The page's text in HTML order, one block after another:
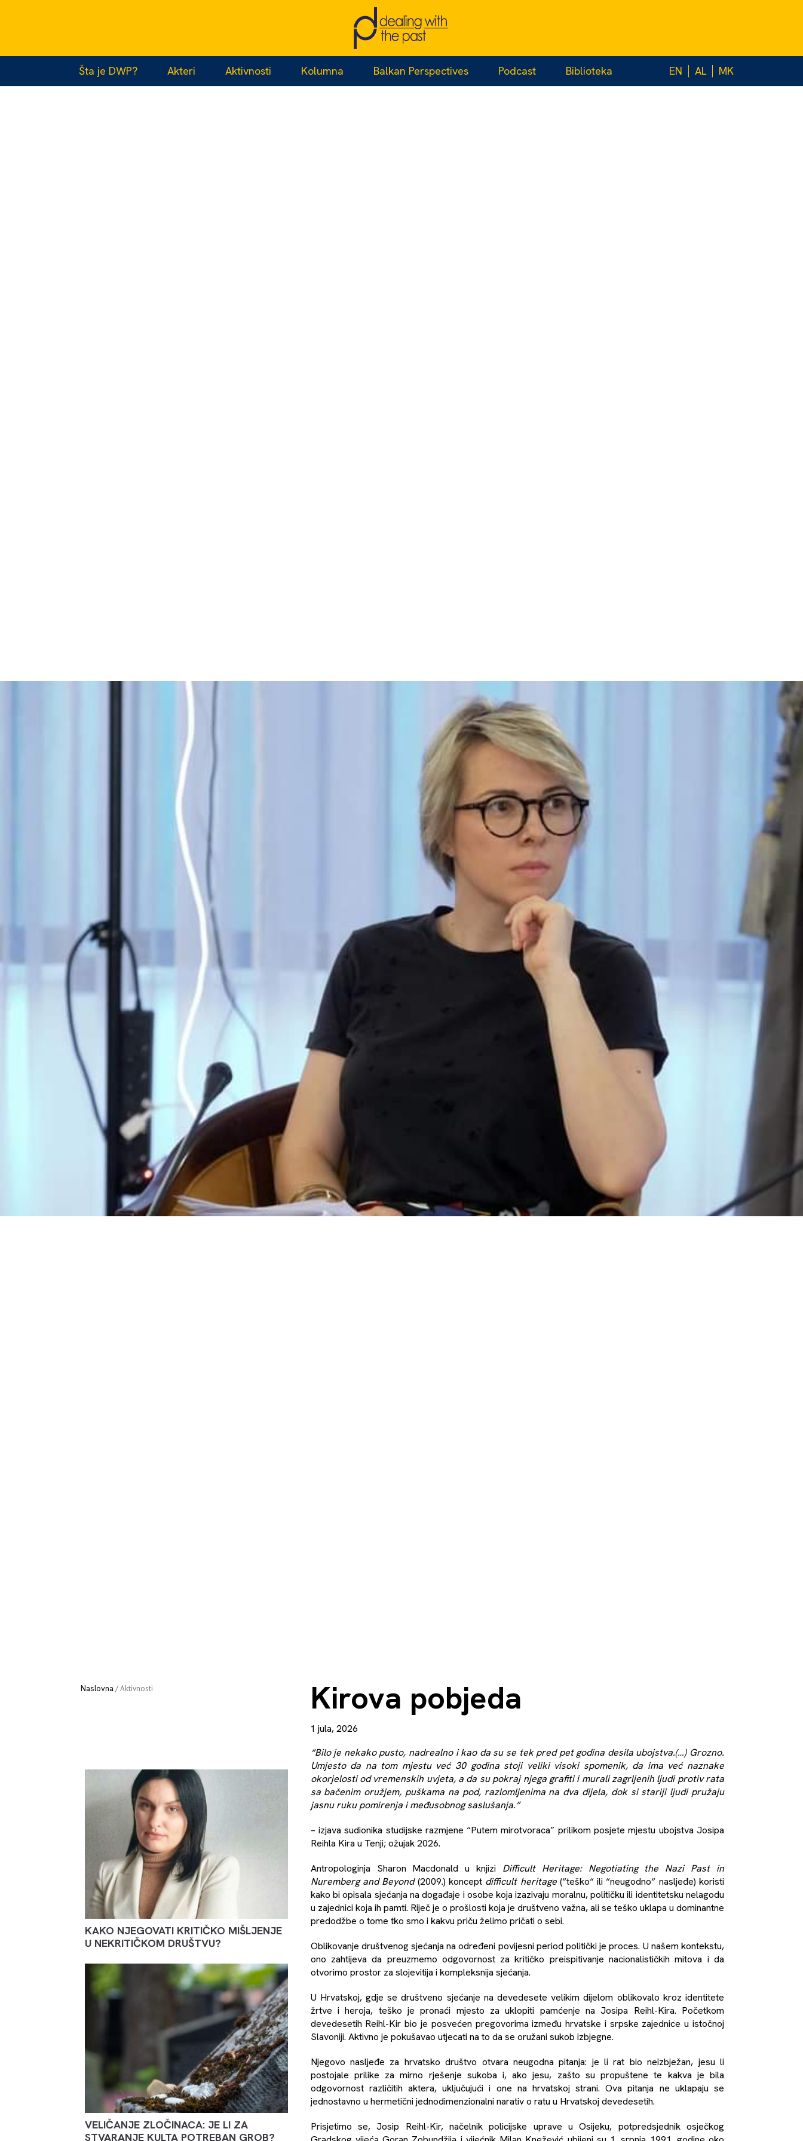
Šta je DWP? Akteri Aktivnosti Kolumna Balkan Perspectives Podcast Biblioteka EN AL MK
Naslovna /Aktivnosti Kirova pobjeda
1 jula, 2026
“Bilo je nekako pusto, nadrealno i kao da su se tek pred pet godina desila ubojstva.(…) Grozno.
Umjesto da na tom mjestu već 30 godina stoji veliki visoki spomenik, da ima već naznake
okorjelosti od vremenskih uvjeta, a da su pokraj njega grafiti i murali zagrljenih ljudi protiv rata
sa bačenim oružjem, puškama na pod, razlomljenima na dva dijela, dok si stariji ljudi pružaju
jasnu ruku pomirenja i međusobnog saslušanja.”
– izjava sudionika studijske razmjene “Putem mirotvoraca” prilikom posjete mjestu ubojstva Josipa
Reihla Kira u Tenji; ožujak 2026.
Antropologinja Sharon Macdonald u knjizi Difficult Heritage: Negotiating the Nazi Past in
Nuremberg and Beyond(2009.) koncept difficult heritage(“teško“ ili “neugodno“ nasljeđe) koristi
kako bi opisala sjećanja na događaje i osobe koja izazivaju moralnu, političku ili identitetsku nelagodu
u zajednici koja ih pamti. Riječ je o prošlosti koja je društveno važna, ali se teško uklapa u dominantne
predodžbe o tome tko smo i kakvu priču želimo pričati o sebi.
Oblikovanje društvenog sjećanja na određeni povijesni period politički je proces. U našem kontekstu,
ono zahtijeva da preuzmemo odgovornost za kritičko preispitivanje nacionalističkih mitova i da
otvorimo prostor za slojevitija i kompleksnija sjećanja.
U Hrvatskoj, gdje se društveno sjećanje na devedesete velikim dijelom oblikovalo kroz identitete
žrtve i heroja, teško je pronaći mjesto za uklopiti pamćenje na Josipa Reihl-Kira. Početkom
devedesetih Reihl-Kir bio je posvećen pregovorima između hrvatske i srpske zajednice u istočnoj
Slavoniji. Aktivno je pokušavao utjecati na to da se oružani sukob izbjegne.
Njegovo nasljeđe za hrvatsko društvo otvara neugodna pitanja: je li rat bio neizbježan, jesu li
postojale prilike za mirno rješenje sukoba i, ako jesu, zašto su propuštene te kakva je bila
odgovornost različitih aktera, uključujući i one na hrvatskoj strani. Ova pitanja ne uklapaju se
jednostavno u hermetični jednodimenzionalni narativ o ratu u Hrvatskoj devedesetih.
Prisjetimo se, Josip Reihl-Kir, načelnik policijske uprave u Osijeku, potpredsjednik osječkog
KAKO NJEGOVATI KRITIČKO MIŠLJENJE
U NEKRITIČKOM DRUŠTVU?
VELIČANJE ZLOČINACA: JE LI ZA
STVARANJE KULTA POTREBAN GROB?